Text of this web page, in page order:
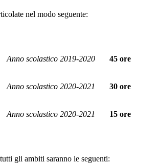
nel modo seguente:
Anno scolastico 2019-2020 45 ore
Anno scolastico 2020-2021 30 ore
Anno scolastico 2020-2021 15 ore
gli ambiti saranno le seguenti: